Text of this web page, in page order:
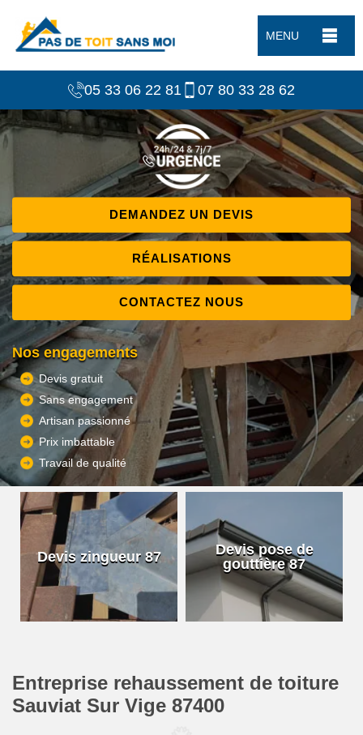
MENU
05 33 06 22 81 07 80 33 28 62
DEMANDEZ UN DEVIS
RÉALISATIONS
CONTACTEZ NOUS
Nos engagements
Devis gratuit
Sans engagement
Artisan passionné
Prix imbattable
Travail de qualité
Devis zingueur 87
Devis pose de
gouttière 87
Entreprise rehaussement de toiture
Sauviat Sur Vige 87400